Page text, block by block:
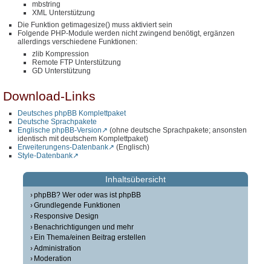
mbstring
XML Unterstützung
Die Funktion getimagesize() muss aktiviert sein
Folgende PHP-Module werden nicht zwingend benötigt, ergänzen
allerdings verschiedene Funktionen:
zlib Kompression
Remote FTP Unterstützung
GD Unterstützung
Download-Links
Deutsches phpBB Komplettpaket
Deutsche Sprachpakete
Englische phpBB-Version
(ohne deutsche Sprachpakete; ansonsten
identisch mit deutschem Komplettpaket)
Erweiterungens-Datenbank
(Englisch)
Style-Datenbank
Inhaltsübersicht
phpBB? Wer oder was ist phpBB
Grundlegende Funktionen
Responsive Design
Benachrichtigungen und mehr
Ein Thema/einen Beitrag erstellen
Administration
Moderation